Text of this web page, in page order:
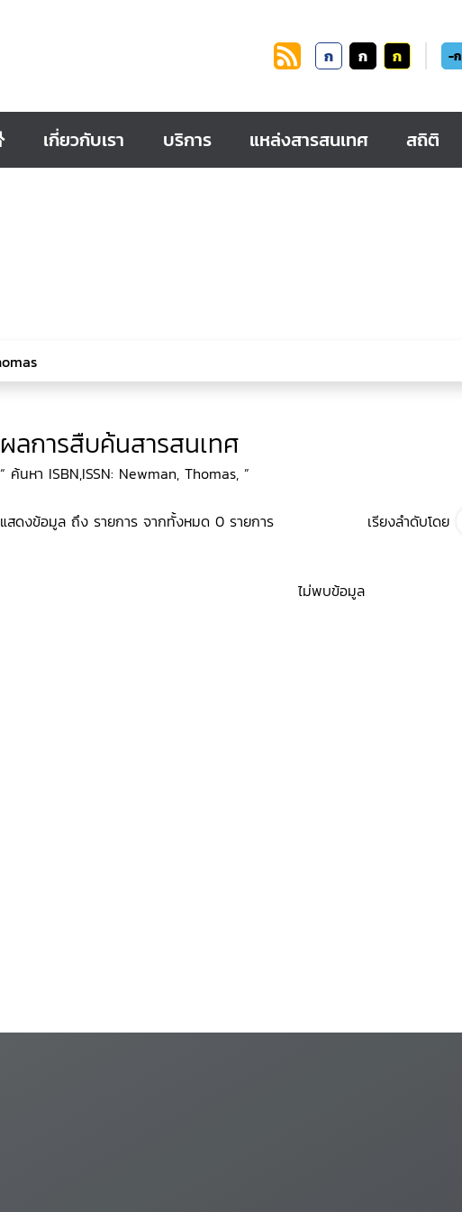
ก ก ก -ก
เกี่ยวกับเรา บริการ แหล่งสารสนเทศ สถิติ
ผลการสืบค้นสารสนเทศ
“ ค้นหา ISBN,ISSN: Newman, Thomas, ”
แสดงข้อมูล ถึง รายการ จากทั้งหมด 0 รายการ เรียงลำดับโดย
ไม่พบข้อมูล